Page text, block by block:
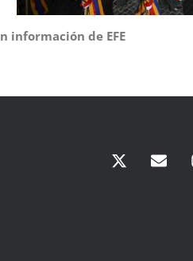
información de EFE